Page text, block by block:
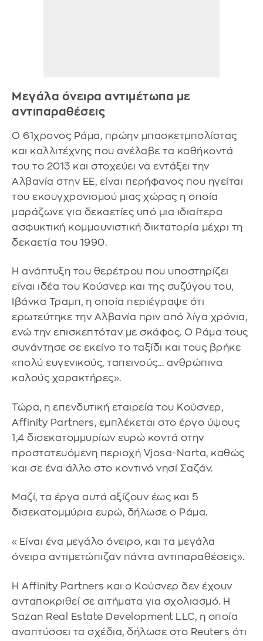
Μεγάλα όνειρα αντιμέτωπα με
αντιπαραθέσεις
Ο 61χρονος Ράμα, πρώην μπασκετμπολίστας
και καλλιτέχνης που ανέλαβε τα καθήκοντά
του το 2013 και στοχεύει να εντάξει την
Αλβανία στην ΕΕ, είναι περήφανος που ηγείται
του εκσυγχρονισμού μιας χώρας η οποία
μαράζωνε για δεκαετίες υπό μια ιδιαίτερα
ασφυκτική κομμουνιστική δικτατορία μέχρι τη
δεκαετία του 1990.
Η ανάπτυξη του θερέτρου που υποστηρίζει
είναι ιδέα του Κούσνερ και της συζύγου του,
Ιβάνκα Τραμπ, η οποία περιέγραψε ότι
ερωτεύτηκε την Αλβανία πριν από λίγα χρόνια,
ενώ την επισκεπτόταν με σκάφος. Ο Ράμα τους
συνάντησε σε εκείνο το ταξίδι και τους βρήκε
«πολύ ευγενικούς, ταπεινούς... ανθρώπινα
καλούς χαρακτήρες».
Τώρα, η επενδυτική εταιρεία του Κούσνερ,
Affinity Partners, εμπλέκεται στο έργο ύψους
1,4 δισεκατομμυρίων ευρώ κοντά στην
προστατευόμενη περιοχή Vjosa-Narta, καθώς
και σε ένα άλλο στο κοντινό νησί Σαζάν.
Μαζί, τα έργα αυτά αξίζουν έως και 5
δισεκατομμύρια ευρώ, δήλωσε ο Ράμα.
«Είναι ένα μεγάλο όνειρο, και τα μεγάλα
όνειρα αντιμετώπιζαν πάντα αντιπαραθέσεις».
Η Affinity Partners και ο Κούσνερ δεν έχουν
ανταποκριθεί σε αιτήματα για σχολιασμό. Η
Sazan Real Estate Development LLC, η οποία
αναπτύσσει τα σχέδια, δήλωσε στο Reuters ότι